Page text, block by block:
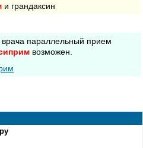
и грандаксин
параллельный прием
возможен.